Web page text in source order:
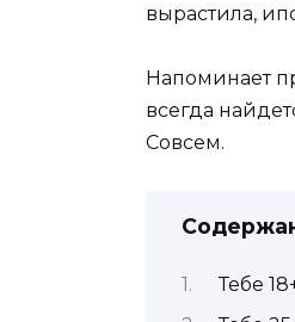
вырастила,
Напоминает
всегда
Совсем.
Тебе